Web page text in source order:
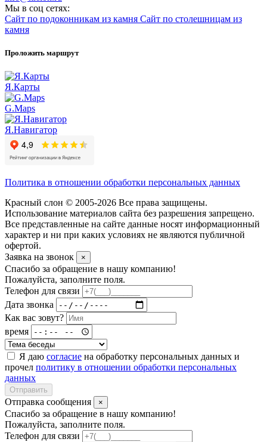
Мы в соц сетях:
Сайт по подоконникам из камня Сайт по столешницам из
камня
Проложить маршрут
Я.Карты
G.Maps
Я.Навигатор
Политика в отношении обработки персональных данных
Красный слон © 2005-2026 Все права защищены.
Использование материалов сайта без разрешения запрещено.
Все представленные на сайте данные носят информационный
характер и ни при каких условиях не являются публичной
офертой.
Заявка на звонок
×
Спасибо за обращение в нашу компанию!
Пожалуйста, заполните поля.
Телефон для связи
Дата звонка
Как вас зовут?
время
Я даю согласие на обработку персональных данных и
прочел политику в отношении обработки персональных
данных
Отправить
Отправка сообщения ×
Спасибо за обращение в нашу компанию!
Пожалуйста, заполните поля.
Телефон для связи